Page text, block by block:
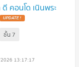
คอนโด เนินพระ
UPDATE !
ชั้น 7
13:17:17